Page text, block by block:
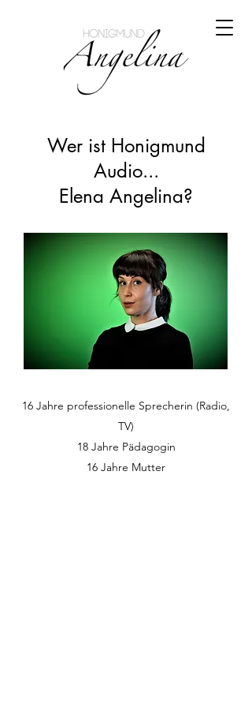
Wer ist Honigmund
Audio...
Elena Angelina?
16 Jahre professionelle Sprecherin (Radio,
TV)
18 Jahre Pädagogin
16 Jahre Mutter